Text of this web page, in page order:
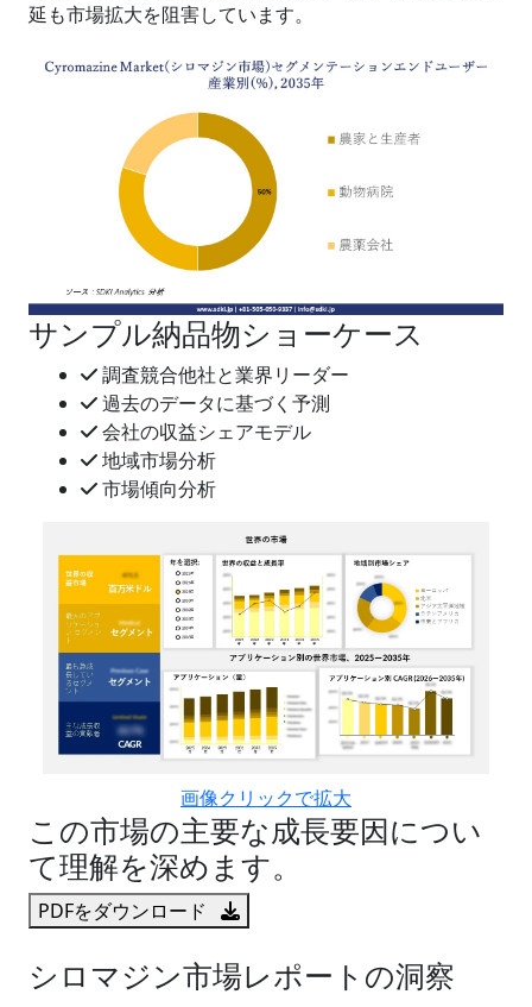
延も市場拡大を阻害しています。
サンプル納品物ショーケース
調査競合他社と業界リーダー
過去のデータに基づく予測
会社の収益シェアモデル
地域市場分析
市場傾向分析
画像クリックで拡大
この市場の主要な成長要因につい
て理解を深めます。
PDFをダウンロード
シロマジン市場レポートの洞察